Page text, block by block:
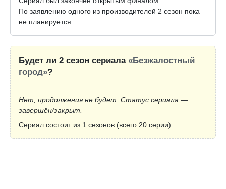
По заявлению одного из производителей 2 сезон пока
не планируется.
Будет ли 2 сезон сериала «Безжалостный
город»?
Нет, продолжения не будет. Статус сериала —
завершён/закрыт.
Сериал состоит из 1 сезонов (всего 20 серии).